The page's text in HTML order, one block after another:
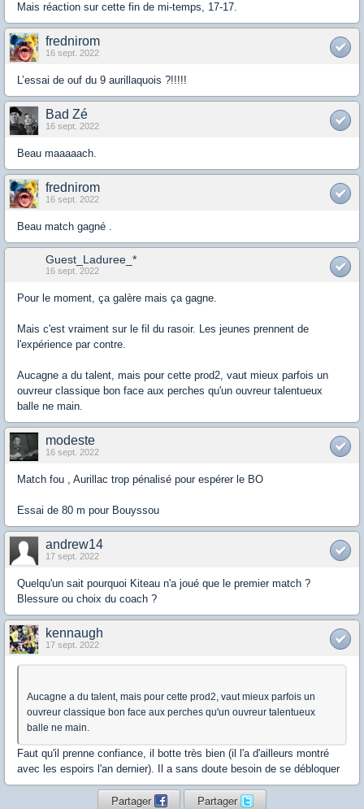
Mais réaction sur cette fin de mi-temps, 17-17.
frednirom
16 sept. 2022
L’essai de ouf du 9 aurillaquois ?!!!!!
Bad Zé
16 sept. 2022
Beau maaaaach.
frednirom
16 sept. 2022
Beau match gagné .
Guest_Laduree_*
16 sept. 2022
Pour le moment, ça galère mais ça gagne.
Mais c'est vraiment sur le fil du rasoir. Les jeunes prennent de
l'expérience par contre.
Aucagne a du talent, mais pour cette prod2, vaut mieux parfois un
ouvreur classique bon face aux perches qu'un ouvreur talentueux
balle ne main.
modeste
16 sept. 2022
Match fou , Aurillac trop pénalisé pour espérer le BO
Essai de 80 m pour Bouyssou
andrew14
17 sept. 2022
Quelqu'un sait pourquoi Kiteau n'a joué que le premier match ?
Blessure ou choix du coach ?
kennaugh
17 sept. 2022
Aucagne a du talent, mais pour cette prod2, vaut mieux parfois un
ouvreur classique bon face aux perches qu'un ouvreur talentueux
balle ne main.
Faut qu'il prenne confiance, il botte très bien (il l'a d'ailleurs montré
avec les espoirs l'an dernier). Il a sans doute besoin de se débloquer
Partager Partager